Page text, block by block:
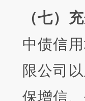
（七）
中债信
限公司
保增信